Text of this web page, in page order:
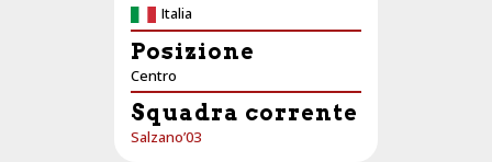
Italia
Posizione
Centro
Squadra corrente
Salzano’03